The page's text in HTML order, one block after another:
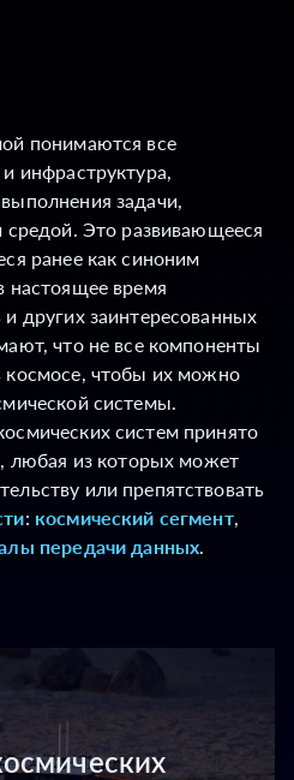
понимаются все
инфраструктура,
задачи,
средой. Это развивающееся
ранее как синоним
настоящее время
других заинтересованных
что не все компоненты
космосе, чтобы их можно
системы.
систем принято
любая из которых может
или препятствовать
: космический сегмент,
передачи данных.